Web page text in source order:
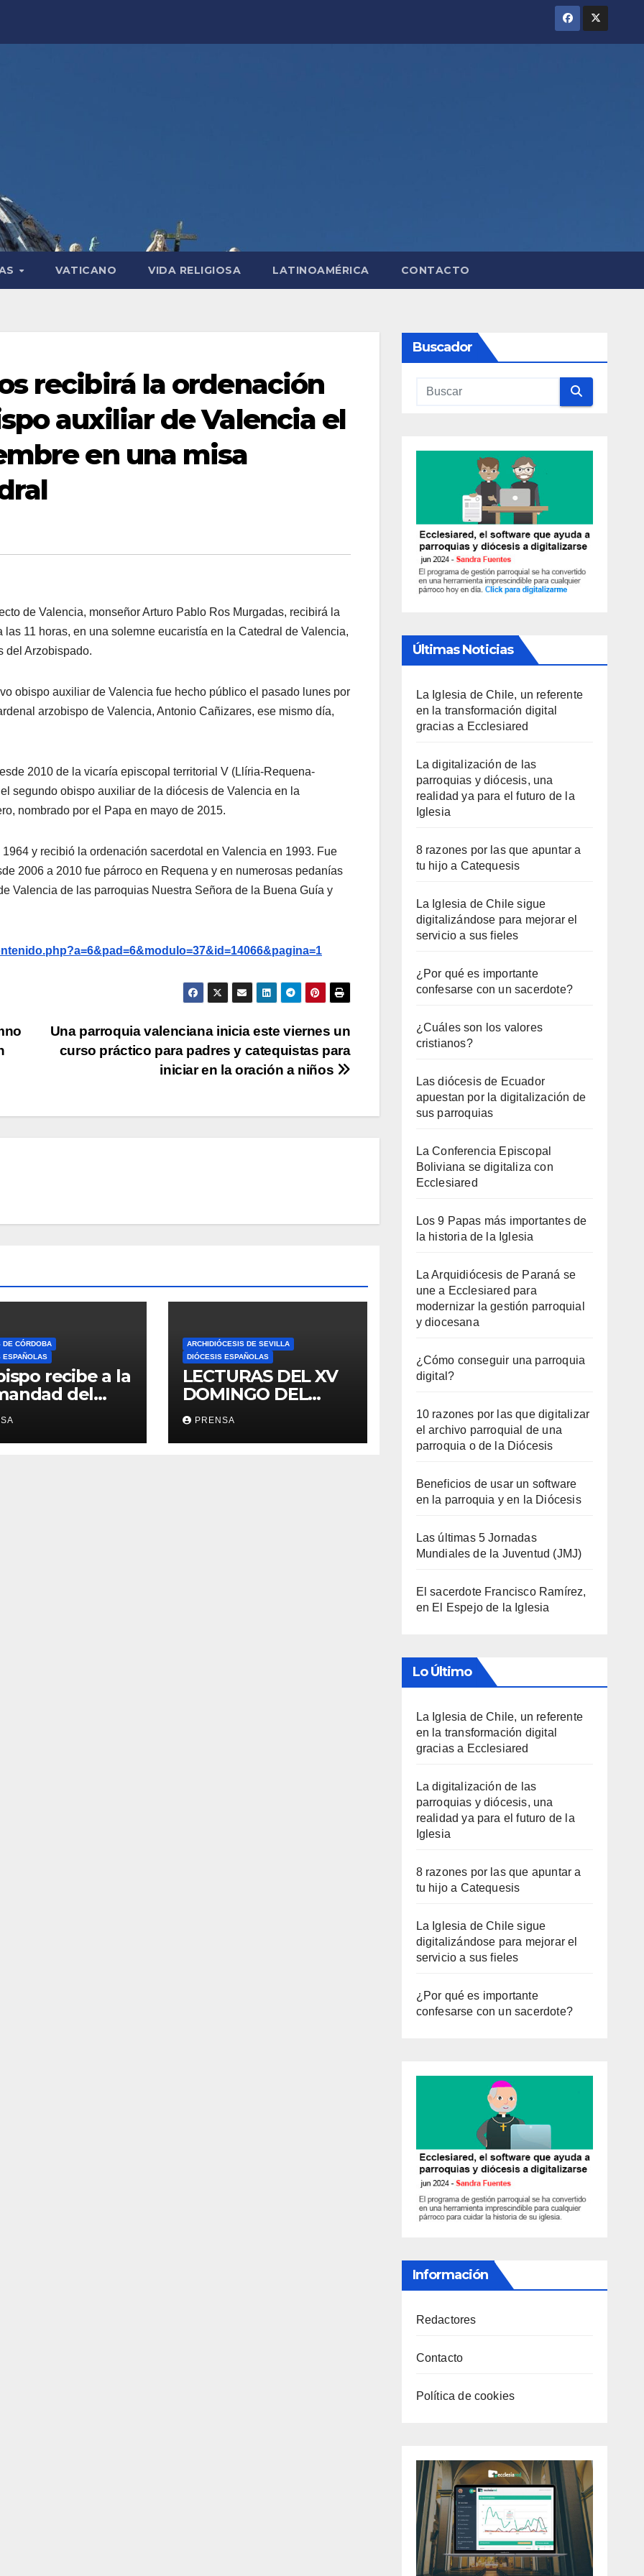
VATICANO VIDA RELIGIOSA LATINOAMÉRICA CONTACTO
recibirá la ordenación
auxiliar de Valencia el
en una misa
de Valencia, monseñor Arturo Pablo Ros Murgadas, recibirá la
11 horas, en una solemne eucaristía en la Catedral de Valencia,
del Arzobispado.
obispo auxiliar de Valencia fue hecho público el pasado lunes por
arzobispo de Valencia, Antonio Cañizares, ese mismo día,
2010 de la vicaría episcopal territorial V (Llíria-Requena-
segundo obispo auxiliar de la diócesis de Valencia en la
nombrado por el Papa en mayo de 2015.
y recibió la ordenación sacerdotal en Valencia en 1993. Fue
2006 a 2010 fue párroco en Requena y en numerosas pedanías
Valencia de las parroquias Nuestra Señora de la Buena Guía y
Una parroquia valenciana inicia este viernes un
curso práctico para padres y catequistas para
iniciar en la oración a niños
DE CÓRDOBA
ESPAÑOLAS
recibe a la
del
ARCHIDIÓCESIS DE SEVILLA
DIÓCESIS ESPAÑOLAS
LECTURAS DEL XV
DOMINGO DEL
TIEMPO
ORDINARIO (A)
PRENSA
Buscador
Últimas Noticias
La Iglesia de Chile, un referente
en la transformación digital
gracias a Ecclesiared
La digitalización de las
parroquias y diócesis, una
realidad ya para el futuro de la
Iglesia
8 razones por las que apuntar a
tu hijo a Catequesis
La Iglesia de Chile sigue
digitalizándose para mejorar el
servicio a sus fieles
¿Por qué es importante
confesarse con un sacerdote?
¿Cuáles son los valores
cristianos?
Las diócesis de Ecuador
apuestan por la digitalización de
sus parroquias
La Conferencia Episcopal
Boliviana se digitaliza con
Ecclesiared
Los 9 Papas más importantes de
la historia de la Iglesia
La Arquidiócesis de Paraná se
une a Ecclesiared para
modernizar la gestión parroquial
y diocesana
¿Cómo conseguir una parroquia
digital?
10 razones por las que digitalizar
el archivo parroquial de una
parroquia o de la Diócesis
Beneficios de usar un software
en la parroquia y en la Diócesis
Las últimas 5 Jornadas
Mundiales de la Juventud (JMJ)
El sacerdote Francisco Ramírez,
en El Espejo de la Iglesia
Lo Último
La Iglesia de Chile, un referente
en la transformación digital
gracias a Ecclesiared
La digitalización de las
parroquias y diócesis, una
realidad ya para el futuro de la
Iglesia
8 razones por las que apuntar a
tu hijo a Catequesis
La Iglesia de Chile sigue
digitalizándose para mejorar el
servicio a sus fieles
¿Por qué es importante
confesarse con un sacerdote?
Información
Redactores
Contacto
Política de cookies